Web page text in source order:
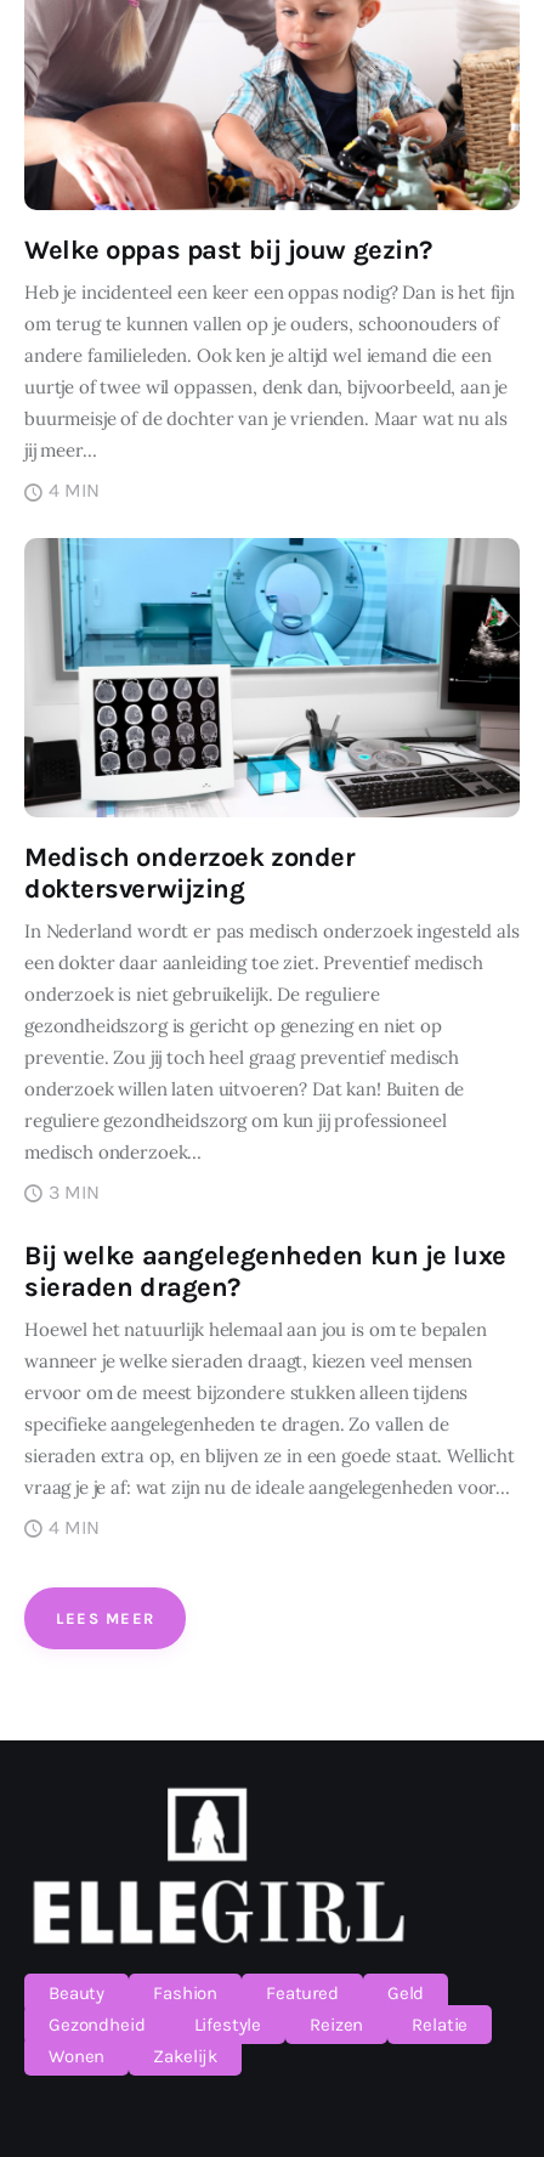
Welke oppas past bij jouw gezin?
Heb je incidenteel een keer een oppas nodig? Dan is het fijn
om terug te kunnen vallen op je ouders, schoonouders of
andere familieleden. Ook ken je altijd wel iemand die een
uurtje of twee wil oppassen, denk dan, bijvoorbeeld, aan je
buurmeisje of de dochter van je vrienden. Maar wat nu als
jij meer…
4 MIN
Medisch onderzoek zonder
doktersverwijzing
In Nederland wordt er pas medisch onderzoek ingesteld als
een dokter daar aanleiding toe ziet. Preventief medisch
onderzoek is niet gebruikelijk. De reguliere
gezondheidszorg is gericht op genezing en niet op
preventie. Zou jij toch heel graag preventief medisch
onderzoek willen laten uitvoeren? Dat kan! Buiten de
reguliere gezondheidszorg om kun jij professioneel
medisch onderzoek…
3 MIN
Bij welke aangelegenheden kun je luxe
sieraden dragen?
Hoewel het natuurlijk helemaal aan jou is om te bepalen
wanneer je welke sieraden draagt, kiezen veel mensen
ervoor om de meest bijzondere stukken alleen tijdens
specifieke aangelegenheden te dragen. Zo vallen de
sieraden extra op, en blijven ze in een goede staat. Wellicht
vraag je je af: wat zijn nu de ideale aangelegenheden voor…
4 MIN
LEES MEER
Beauty Fashion Featured
Geld
Gezondheid
Lifestyle Reizen
Relatie
Wonen
Zakelijk